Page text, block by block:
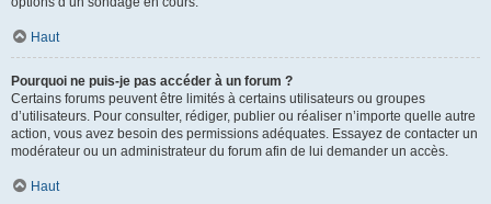
Haut
Pourquoi ne puis-je pas accéder à un forum ?
Certains forums peuvent être limités à certains utilisateurs ou groupes
d’utilisateurs. Pour consulter, rédiger, publier ou réaliser n’importe quelle autre
action, vous avez besoin des permissions adéquates. Essayez de contacter un
modérateur ou un administrateur du forum afin de lui demander un accès.
Haut